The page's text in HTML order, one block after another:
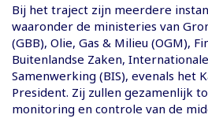
Bij het traject zijn meerdere
waaronder de ministeries van
(GBB), Olie, Gas & Milieu (OGM),
Buitenlandse Zaken,
Samenwerking (BIS), evenals het
President. Zij zullen gezamenlijk
monitoring en controle van de